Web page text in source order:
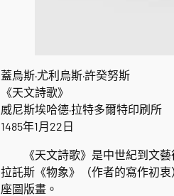
蓋烏斯·尤利烏斯·許癸努斯
《天文詩歌》
威尼斯埃哈德·拉特多爾特印刷所
1485年1月22日
《天文詩歌》是中世紀到文藝
拉託斯《物象》（作者的寫作初
座圖版畫。